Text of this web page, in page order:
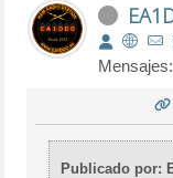
Publicado por: